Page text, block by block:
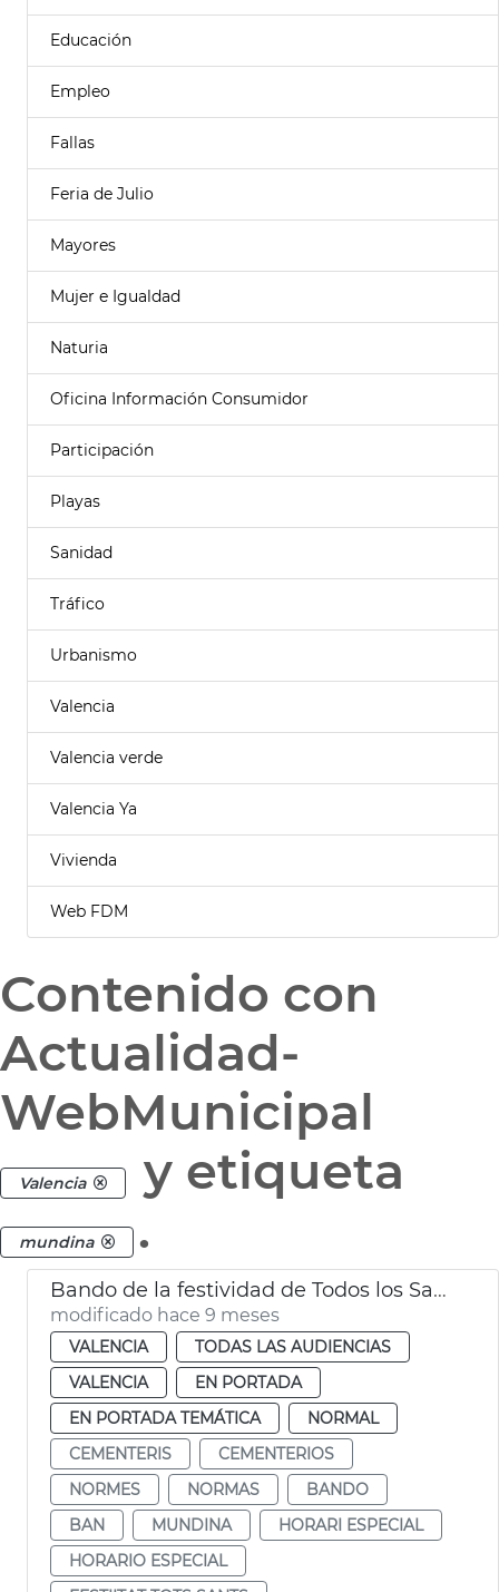
Educación
Empleo
Fallas
Feria de Julio
Mayores
Mujer e Igualdad
Naturia
Oficina Información Consumidor
Participación
Playas
Sanidad
Tráfico
Urbanismo
Valencia
Valencia verde
Valencia Ya
Vivienda
Web FDM
Contenido con
Actualidad-
WebMunicipal
Valencia y etiqueta
mundina .
Bando de la festividad de Todos los Santos
modificado hace 9 meses
VALENCIA
TODAS LAS AUDIENCIAS
VALENCIA
EN PORTADA
EN PORTADA TEMÁTICA
NORMAL
CEMENTERIS
CEMENTERIOS
NORMES
NORMAS
BANDO
BAN
MUNDINA
HORARI ESPECIAL
HORARIO ESPECIAL